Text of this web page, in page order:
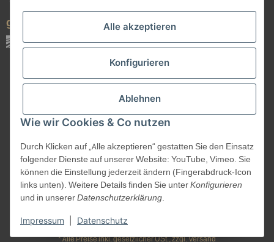
Alle akzeptieren
Konfigurieren
Ablehnen
Wie wir Cookies & Co nutzen
Durch Klicken auf „Alle akzeptieren“ gestatten Sie den Einsatz
folgender Dienste auf unserer Website: YouTube, Vimeo. Sie
können die Einstellung jederzeit ändern (Fingerabdruck-Icon
links unten). Weitere Details finden Sie unterKonfigurieren
und in unsererDatenschutzerklärung.
Impressum Datenschutz
geprüfte Qualität
Vertrag widerrufen
* Alle Preise inkl. gesetzlicher USt., zzgl.Versand